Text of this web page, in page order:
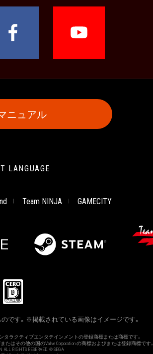
ニュアル
LANGUAGE
Team NINJA GAMECITY
です。※掲載されている画像はイメージです。
タラクティブエンタテインメントの登録商標または商標です。
またはその他の国のValve Corporation の商標およびまたは登録商標です。
ALL RIGHTS RESERVED. © SEGA